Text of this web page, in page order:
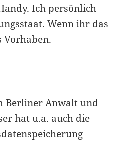
Ich persönlich
Wenn ihr das
Berliner Anwalt und
hat u.a. auch die